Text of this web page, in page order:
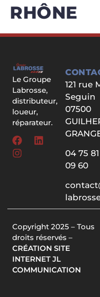
RHÔNE
Le Groupe
Labrosse,
distributeur,
loueur,
réparateur.
121 rue
Seguin
07500
04 75 81
09 60
Copyright 2025 – Tous
droits réservés –
CRÉATION SITE
INTERNET JL
COMMUNICATION